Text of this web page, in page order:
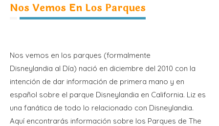
Nos Vemos En Los Parques
Nos vemos en los parques (formalmente
Disneylandia al Día) nació en diciembre del 2010 con la
intención de dar información de primera mano y en
español sobre el parque Disneylandia en California. Liz es
una fanática de todo lo relacionado con Disneylandia.
Aquí encontrarás información sobre los Parques de The